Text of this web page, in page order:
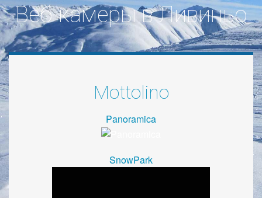
Веб-камеры в Ливиньо
Mottolino
Panoramica
SnowPark